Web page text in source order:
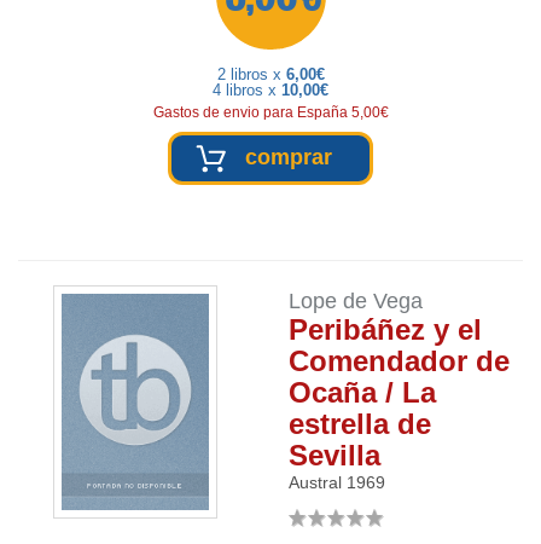
2 libros x 6,00€
4 libros x 10,00€
Gastos de envio para España 5,00€
comprar
Lope de Vega
Peribáñez y el
Comendador de
Ocaña / La
estrella de
Sevilla
Austral 1969